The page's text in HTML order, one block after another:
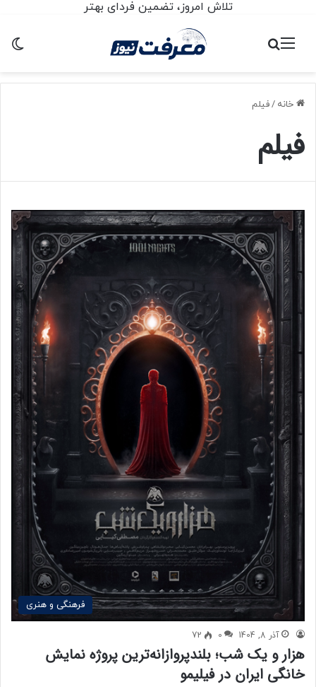
تلاش امروز، تضمین فردای بهتر است
منو
خانه /فیلم
فیلم
فرهنگی و هنری
آذر 8, 1404 0
72
هزار و یک شب؛ بلندپروازانه‌ترین پروژه نمایش
خانگی ایران در فیلیمو